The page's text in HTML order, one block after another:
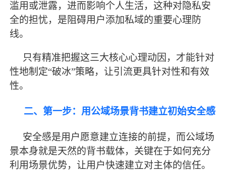
滥用或泄露，进而影响个人生活，这种对隐私安
全的担忧，是阻碍用户添加私域的重要心理防
线。
只有精准把握这三大核心心理动因，才能针对
性地制定“破冰”策略，让引流更具针对性和有效
性。
二、第一步：用公域场景背书建立初始安全感
安全感是用户愿意建立连接的前提，而公域场
景本身就是天然的背书载体，关键在于如何充分
利用场景优势，让用户快速建立对主体的信任。